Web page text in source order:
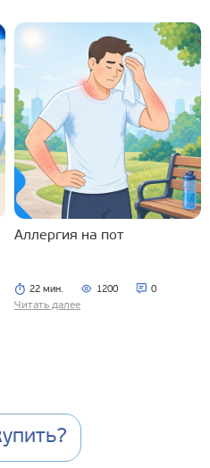
Аллергия на пот
22 мин. 1200 0
Читать далее